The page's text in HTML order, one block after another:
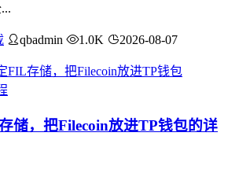
qbadmin 1.0K 2026-08-07
储，把Filecoin放进TP钱包的详